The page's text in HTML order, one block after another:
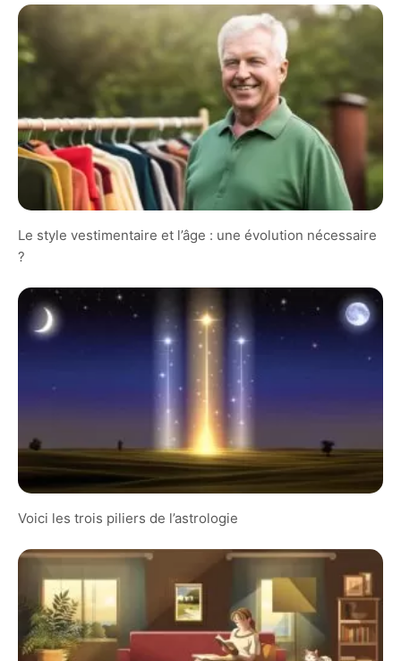
Le style vestimentaire et l’âge : une évolution nécessaire
?
Voici les trois piliers de l’astrologie